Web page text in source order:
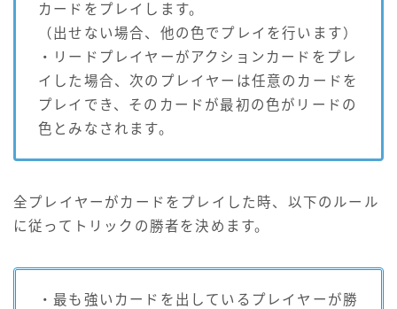
カードをプレイします。
（出せない場合、他の色でプレイを行います）
・リードプレイヤーがアクションカードをプレ
イした場合、次のプレイヤーは任意のカードを
プレイでき、そのカードが最初の色がリードの
色とみなされます。
全プレイヤーがカードをプレイした時、以下のルール
に従ってトリックの勝者を決めます。
・最も強いカードを出しているプレイヤーが勝